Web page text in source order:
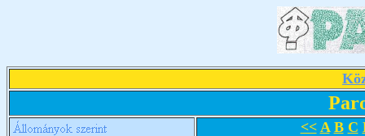
<< A B C